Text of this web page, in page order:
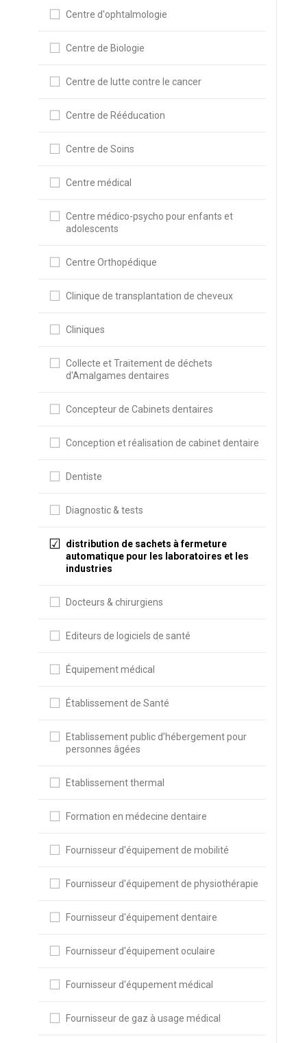
Centre d'ophtalmologie
Centre de Biologie
Centre de lutte contre le cancer
Centre de Rééducation
Centre de Soins
Centre médical
Centre médico-psycho pour enfants et
adolescents
Centre Orthopédique
Clinique de transplantation de cheveux
Cliniques
Collecte et Traitement de déchets
d'Amalgames dentaires
Concepteur de Cabinets dentaires
Conception et réalisation de cabinet dentaire
Dentiste
Diagnostic & tests
distribution de sachets à fermeture
automatique pour les laboratoires et les
industries
Docteurs & chirurgiens
Editeurs de logiciels de santé
Équipement médical
Établissement de Santé
Etablissement public d’hébergement pour
personnes âgées
Etablissement thermal
Formation en médecine dentaire
Fournisseur d'équipement de mobilité
Fournisseur d'équipement de physiothérapie
Fournisseur d'équipement dentaire
Fournisseur d'équipement oculaire
Fournisseur d'équpement médical
Fournisseur de gaz à usage médical